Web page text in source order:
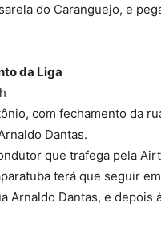
do Caranguejo, e
da Liga
com fechamento da
Dantas.
que trafega pela
terá que seguir
Arnaldo Dantas, e depois